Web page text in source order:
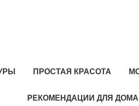
ПРОСТАЯ КРАСОТА
РЕКОМЕНДАЦИИ ДЛЯ ДОМА